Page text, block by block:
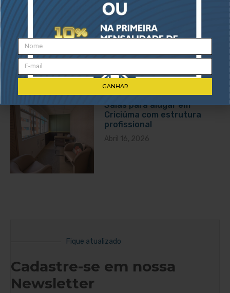
Endereço fiscal para
empresas: uma escolha
estratégica
Maio 18, 2026
Salas para alugar em
Criciúma com estrutura
profissional
Abril 16, 2026
Fique atualizado
Cadastre-se em nossa
Newsletter
GANHAR